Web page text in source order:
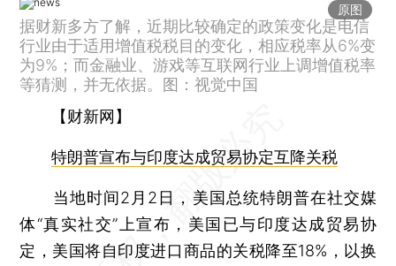
原图
据财新多方了解，近期比较确定的政策变化是电信
行业由于适用增值税税目的变化，相应税率从6%变
为9%；而金融业、游戏等互联网行业上调增值税率
等猜测，并无依据。图：视觉中国
【财新网】
特朗普宣布与印度达成贸易协定互降关税
当地时间2月2日，美国总统特朗普在社交媒
体“真实社交”上宣布，美国已与印度达成贸易协
定，美国将自印度进口商品的关税降至18%，以换